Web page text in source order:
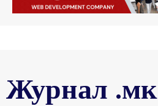
Журнал .мк